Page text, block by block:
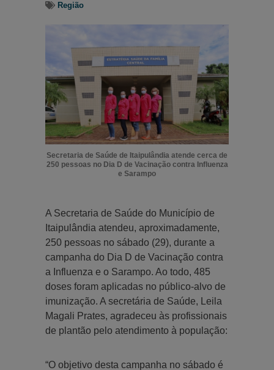
Região
Secretaria de Saúde de Itaipulândia atende cerca de
250 pessoas no Dia D de Vacinação contra Influenza
e Sarampo
A Secretaria de Saúde do Município de
Itaipulândia atendeu, aproximadamente,
250 pessoas no sábado (29), durante a
campanha do Dia D de Vacinação contra
a Influenza e o Sarampo. Ao todo, 485
doses foram aplicadas no público-alvo de
imunização. A secretária de Saúde, Leila
Magali Prates, agradeceu às profissionais
de plantão pelo atendimento à população:
“O objetivo desta campanha no sábado é